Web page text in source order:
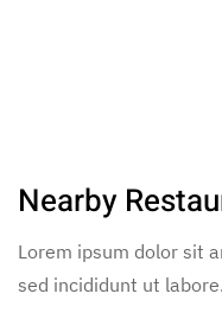
Nearby
Lorem ipsum dolor sit
sed incididunt ut labore.